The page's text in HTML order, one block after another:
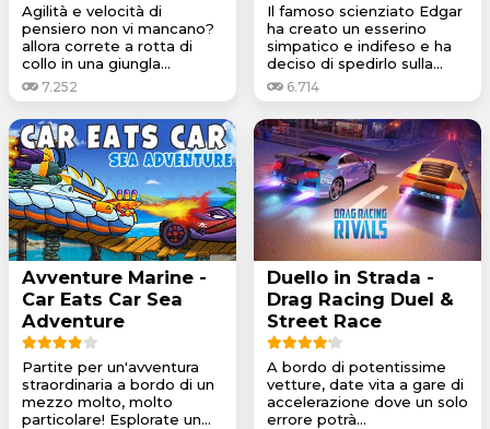
Agilità e velocità di
pensiero non vi mancano?
allora correte a rotta di
collo in una giungla...
7.252
Il famoso scienziato Edgar
ha creato un esserino
simpatico e indifeso e ha
deciso di spedirlo sulla...
6.714
Avventure Marine -
Car Eats Car Sea
Adventure
Partite per un'avventura
straordinaria a bordo di un
mezzo molto, molto
particolare! Esplorate un...
Duello in Strada -
Drag Racing Duel &
Street Race
A bordo di potentissime
vetture, date vita a gare di
accelerazione dove un solo
errore potrà...